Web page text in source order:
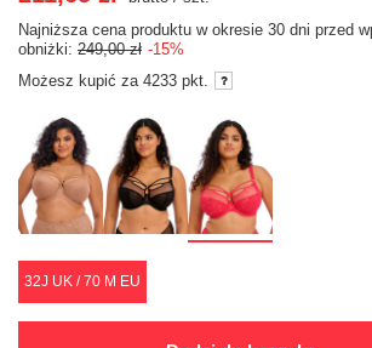
32J UK / 70 M EU
Najniższa cena produktu w okresie 30 dni przed
obniżki: 249,00 zł -15%
Możesz kupić za 4233 pkt.